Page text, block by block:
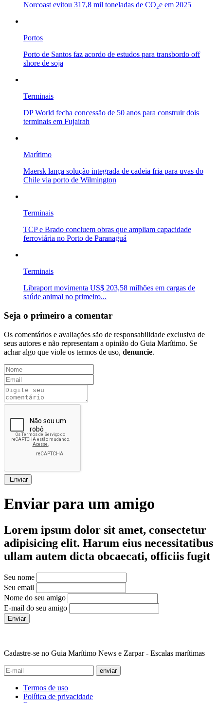
Norcoast evitou 317,8 mil toneladas de CO₂e em 2025
Portos
Porto de Santos faz acordo de estudos para transbordo off
shore de soja
Terminais
DP World fecha concessão de 50 anos para construir dois
terminais em Fujairah
Marítimo
Maersk lança solução integrada de cadeia fria para uvas do
Chile via porto de Wilmington
Terminais
TCP e Brado concluem obras que ampliam capacidade
ferroviária no Porto de Paranaguá
Terminais
Libraport movimenta US$ 203,58 milhões em cargas de
saúde animal no primeiro...
Seja o primeiro a comentar
Os comentários e avaliações são de responsabilidade exclusiva de
seus autores e não representam a opinião do Guia Marítimo. Se
achar algo que viole os termos de uso, denuncie.
Enviar
Enviar para um amigo
Lorem ipsum dolor sit amet, consectetur
adipisicing elit. Harum eius necessitatibus
ullam autem dicta obcaecati, officiis fugit
Seu nome
Seu email
Nome do seu amigo
E-mail do seu amigo
Enviar
Cadastre-se no Guia Marítimo News e Zarpar - Escalas marítimas
enviar
Termos de uso
Política de privacidade